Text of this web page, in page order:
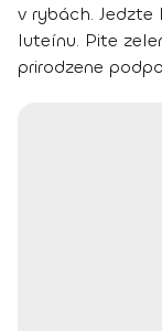
v rybách. Jedzte
luteínu. Pite
prirodzene